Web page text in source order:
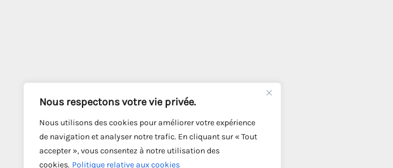
Nous respectons votre vie privée.
Nous utilisons des cookies pour améliorer votre expérience
de navigation et analyser notre trafic. En cliquant sur « Tout
accepter », vous consentez à notre utilisation des
cookies. Politique relative aux cookies